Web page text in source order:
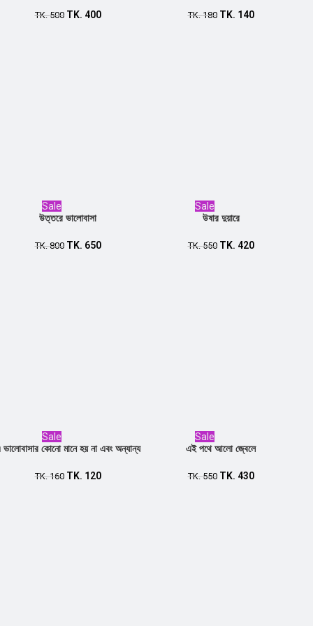
Add to cart
TK.500 TK. 400 Add to cart
TK.180 TK. 140
Sale
Add to cart
উত্তরে ভালোবাসা
TK.800 TK. 650
Sale
Add to cart
উষার দুয়ারে
TK.550 TK. 420
Sale
Add to cart
কোনো মানে হয় না এবং অন্যান্য
TK.160 TK. 120
Sale
Add to cart
এই পথে আলো জ্বেলে
TK.550 TK. 430